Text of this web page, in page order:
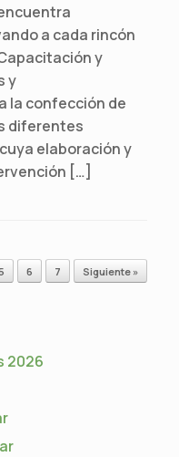
a cada rincón
y
y
la confección de
diferentes
elaboración y
[…]
6 7 Siguiente »
2026